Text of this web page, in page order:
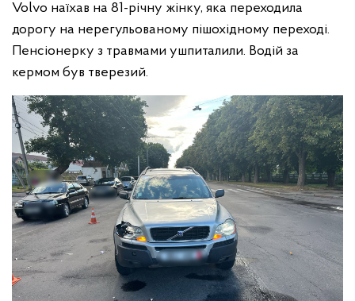
Volvo наїхав на 81-річну жінку, яка переходила
дорогу на нерегульованому пішохідному переході.
Пенсіонерку з травмами ушпиталили. Водій за
кермом був тверезий.